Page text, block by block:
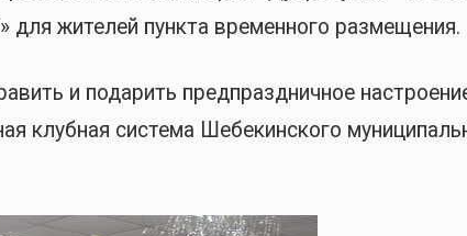
жителей пункта временного размещения.
и подарить предпраздничное
клубная система Шебекинского